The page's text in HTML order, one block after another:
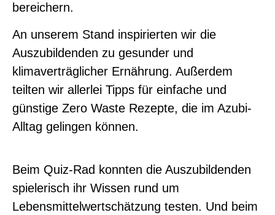
bereichern.
An unserem Stand inspirierten wir die
Auszubildenden zu gesunder und
klimaverträglicher Ernährung. Außerdem
teilten wir allerlei Tipps für einfache und
günstige Zero Waste Rezepte, die im Azubi-
Alltag gelingen können.
Beim Quiz-Rad konnten die Auszubildenden
spielerisch ihr Wissen rund um
Lebensmittelwertschätzung testen. Und beim